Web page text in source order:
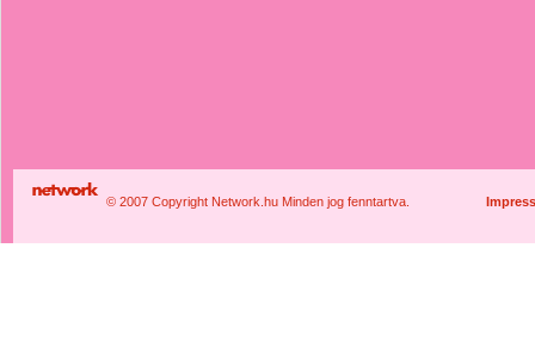
© 2007 Copyright Network.hu Minden jog fenntartva.